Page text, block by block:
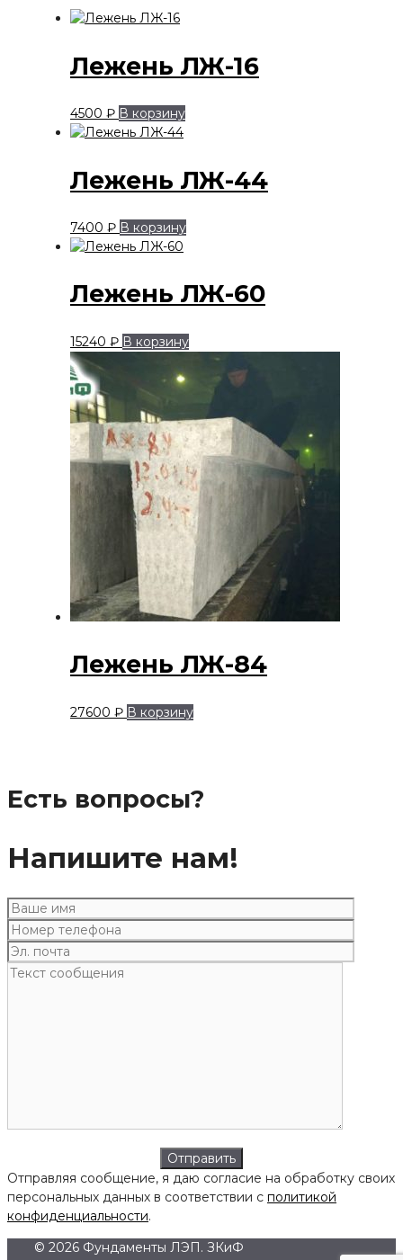
Лежень ЛЖ-16
4500 ₽ В корзину
Лежень ЛЖ-44
7400 ₽ В корзину
Лежень ЛЖ-60
15240 ₽ В корзину
Лежень ЛЖ-84
27600 ₽ В корзину
Есть вопросы?
Напишите нам!
Отправляя сообщение, я даю согласие на обработку своих
персональных данных в соответствии с политикой
конфиденциальности.
© 2026 Фундаменты ЛЭП. ЗКиФ